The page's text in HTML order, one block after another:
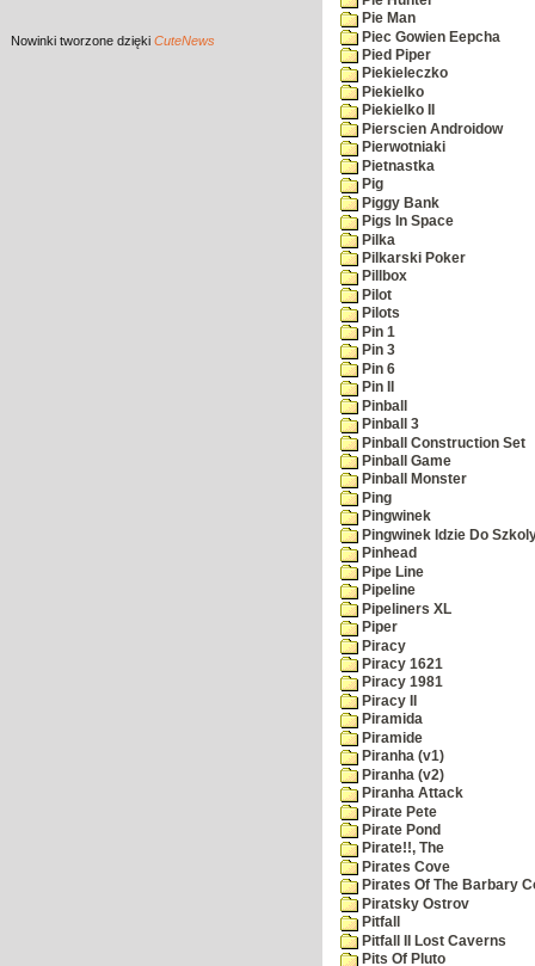
Nowinki tworzone dzięki CuteNews
Pie Man
Piec Gowien Eepcha
Pied Piper
Piekieleczko
Piekielko
Piekielko II
Pierscien Androidow
Pierwotniaki
Pietnastka
Pig
Piggy Bank
Pigs In Space
Pilka
Pilkarski Poker
Pillbox
Pilot
Pilots
Pin 1
Pin 3
Pin 6
Pin II
Pinball
Pinball 3
Pinball Construction Set
Pinball Game
Pinball Monster
Ping
Pingwinek
Pingwinek Idzie Do
Pinhead
Pipe Line
Pipeline
Pipeliners XL
Piper
Piracy
Piracy 1621
Piracy 1981
Piracy II
Piramida
Piramide
Piranha (v1)
Piranha (v2)
Piranha Attack
Pirate Pete
Pirate Pond
Pirate!!, The
Pirates Cove
Pirates Of The Barbary
Piratsky Ostrov
Pitfall
Pitfall II Lost Caverns
Pits Of Pluto